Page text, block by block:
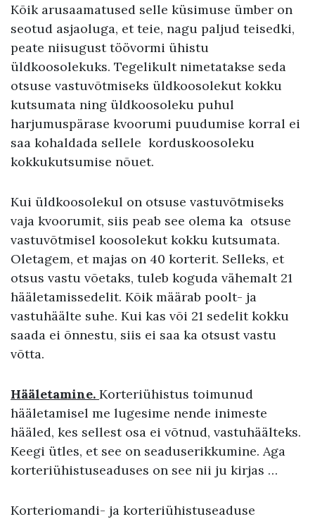
Kõik arusaamatused selle küsimuse ümber on
seotud asjaoluga, et teie, nagu paljud teisedki,
peate niisugust töövormi ühistu
üldkoosolekuks. Tegelikult nimetatakse seda
otsuse vastuvõtmiseks üldkoosolekut kokku
kutsumata ning üldkoosoleku puhul
harjumuspärase kvoorumi puudumise korral ei
saa kohaldada sellele korduskoosoleku
kokkukutsumise nõuet.
Kui üldkoosolekul on otsuse vastuvõtmiseks
vaja kvoorumit, siis peab see olema ka otsuse
vastuvõtmisel koosolekut kokku kutsumata.
Oletagem, et majas on 40 korterit. Selleks, et
otsus vastu võetaks, tuleb koguda vähemalt 21
hääletamissedelit. Kõik määrab poolt- ja
vastuhäälte suhe. Kui kas või 21 sedelit kokku
saada ei õnnestu, siis ei saa ka otsust vastu
võtta.
Hääletamine. Korteriühistus toimunud
hääletamisel me lugesime nende inimeste
hääled, kes sellest osa ei võtnud, vastuhäälteks.
Keegi ütles, et see on seaduserikkumine. Aga
korteriühistuseaduses on see nii ju kirjas …
Korteriomandi- ja korteriühistuseaduse